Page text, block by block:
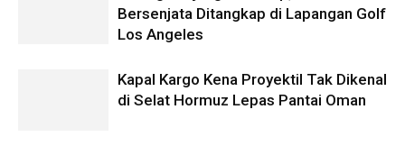
Bersenjata Ditangkap di Lapangan Golf
Los Angeles
Kapal Kargo Kena Proyektil Tak Dikenal
di Selat Hormuz Lepas Pantai Oman